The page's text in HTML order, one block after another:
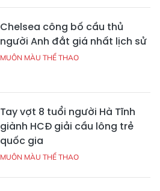
Chelsea công bố cầu thủ
người Anh đắt giá nhất lịch sử
MUÔN MÀU THỂ THAO
Tay vợt 8 tuổi người Hà Tĩnh
giành HCĐ giải cầu lông trẻ
quốc gia
MUÔN MÀU THỂ THAO